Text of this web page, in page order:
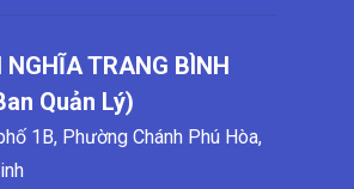
NGHĨA TRANG BÌNH
Quản Lý)
1B, Phường Chánh Phú Hòa,